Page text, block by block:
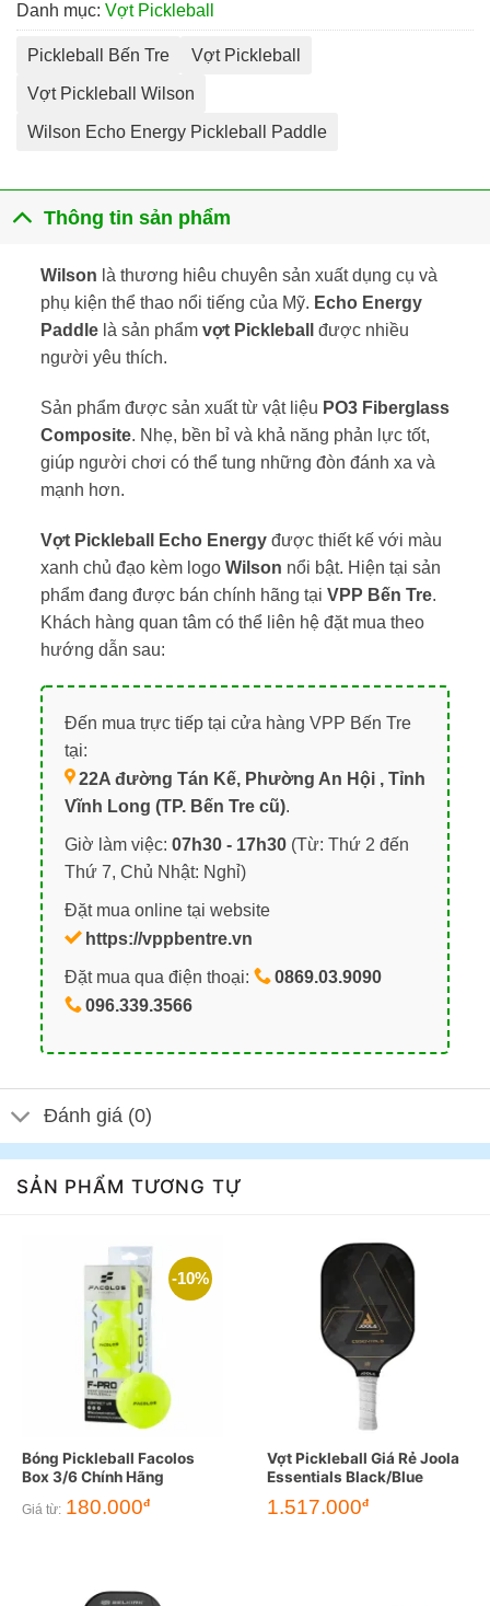
Danh mục: Vợt Pickleball
Pickleball Bến Tre Vợt Pickleball
Vợt Pickleball Wilson
Wilson Echo Energy Pickleball Paddle
Thông tin sản phẩm
Wilson là thương hiêu chuyên sản xuất dụng cụ và
phụ kiện thể thao nổi tiếng của Mỹ. Echo Energy
Paddlelà sản phẩm vợt Pickleball
được nhiều
người yêu thích.
Sản phẩm được sản xuất từ vật liệu PO3 Fiberglass
Composite. Nhẹ, bền bỉ và khả năng phản lực tốt,
giúp người chơi có thể tung những đòn đánh xa và
mạnh hơn.
Vợt Pickleball Echo Energyđược thiết kế với màu
xanh chủ đạo kèm logo Wilson nổi bật. Hiện tại sản
phẩm đang được bán chính hãng tại VPP Bến Tre.
Khách hàng quan tâm có thể liên hệ đặt mua theo
hướng dẫn sau:
Đến mua trực tiếp tại cửa hàng VPP Bến Tre
tại:
22A đường Tán Kế, Phường An Hội , Tỉnh
Vĩnh Long (TP. Bến Tre cũ).
Giờ làm việc: 07h30 - 17h30(Từ: Thứ 2 đến
Thứ 7, Chủ Nhật: Nghỉ)
Đặt mua online tại website
https://vppbentre.vn
Đặt mua qua điện thoại:
0869.03.9090
096.339.3566
Đánh giá (0)
SẢN PHẨM TƯƠNG TỰ
-10%
Bóng Pickleball Facolos
Box 3/6 Chính Hãng
Giá từ: 180.000đ
Vợt Pickleball Giá Rẻ Joola
Essentials Black/Blue
1.517.000đ